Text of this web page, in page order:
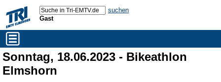
suchen
Gast
Sonntag, 18.06.2023 - Bikeathlon
Elmshorn